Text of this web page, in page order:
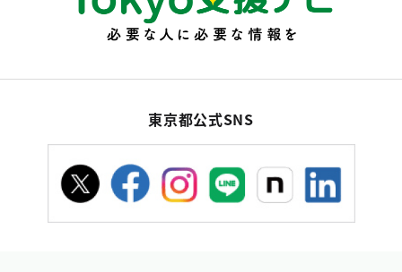
東京都公式SNS